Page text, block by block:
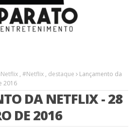
, #Netflix , destaque
Lançamento da
2016
DA NETFLIX - 28
DE 2016